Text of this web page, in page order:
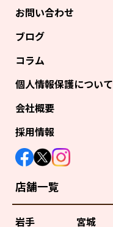
お問い合わせ
ブログ
コラム
個人情報保護について
会社概要
採用情報
店舗一覧
岩手 宮城